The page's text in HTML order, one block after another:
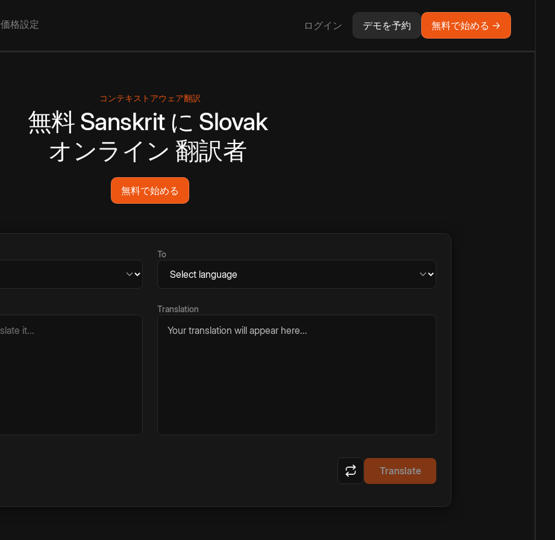
価格設定 ログイン デモを予約 無料で始める →
コンテキストアウェア翻訳
無料 Sanskrit に Slovak
オンライン 翻訳者
無料で始める
To
Translation
Your translation will appear here...
Translate